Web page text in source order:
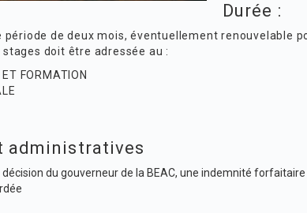
Durée :
de deux mois, éventuellement renouvelable
doit être adressée au :
FORMATION
administratives
décision du gouverneur de la BEAC, une indemnité